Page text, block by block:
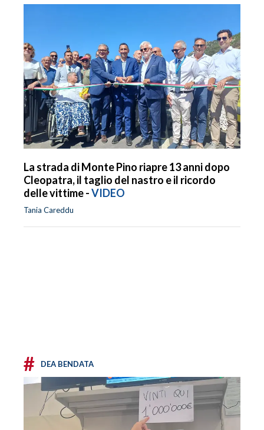
La strada di Monte Pino riapre 13 anni dopo
Cleopatra, il taglio del nastro e il ricordo
delle vittime -VIDEO
Tania Careddu
# DEA BENDATA